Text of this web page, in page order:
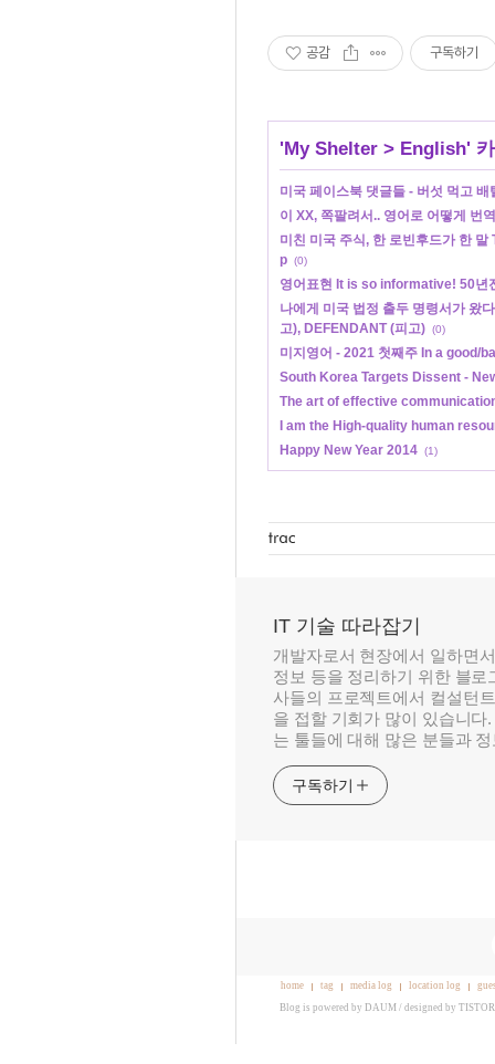
공감 구독하기
'My Shelter > English'
미국 페이스북 댓글들 - 버섯 먹고
이 XX, 쪽팔려서.. 영어로 어떻게 번
미친 미국 주식, 한 로빈후드가 한
p (0)
영어표현 It is so informative! 50년
나에게 미국 법정 출두 명령서가 왔
고), DEFENDANT (피고) (0)
미지영어 - 2021 첫째주 In a good/
South Korea Targets Dissent -
The art of effective
I am the High-quality human
Happy New Year 2014 (1)
IT 기술 따라잡기
개발자로서 현장에서 일하면
정보 등을 정리하기 위한 블
사들의 프로젝트에서 컬설턴
을 접할 기회가 많이 있습니
는 툴들에 대해 많은 분들과
구독하기
home tag media log location log
Blog is powered by DAUM / designed by